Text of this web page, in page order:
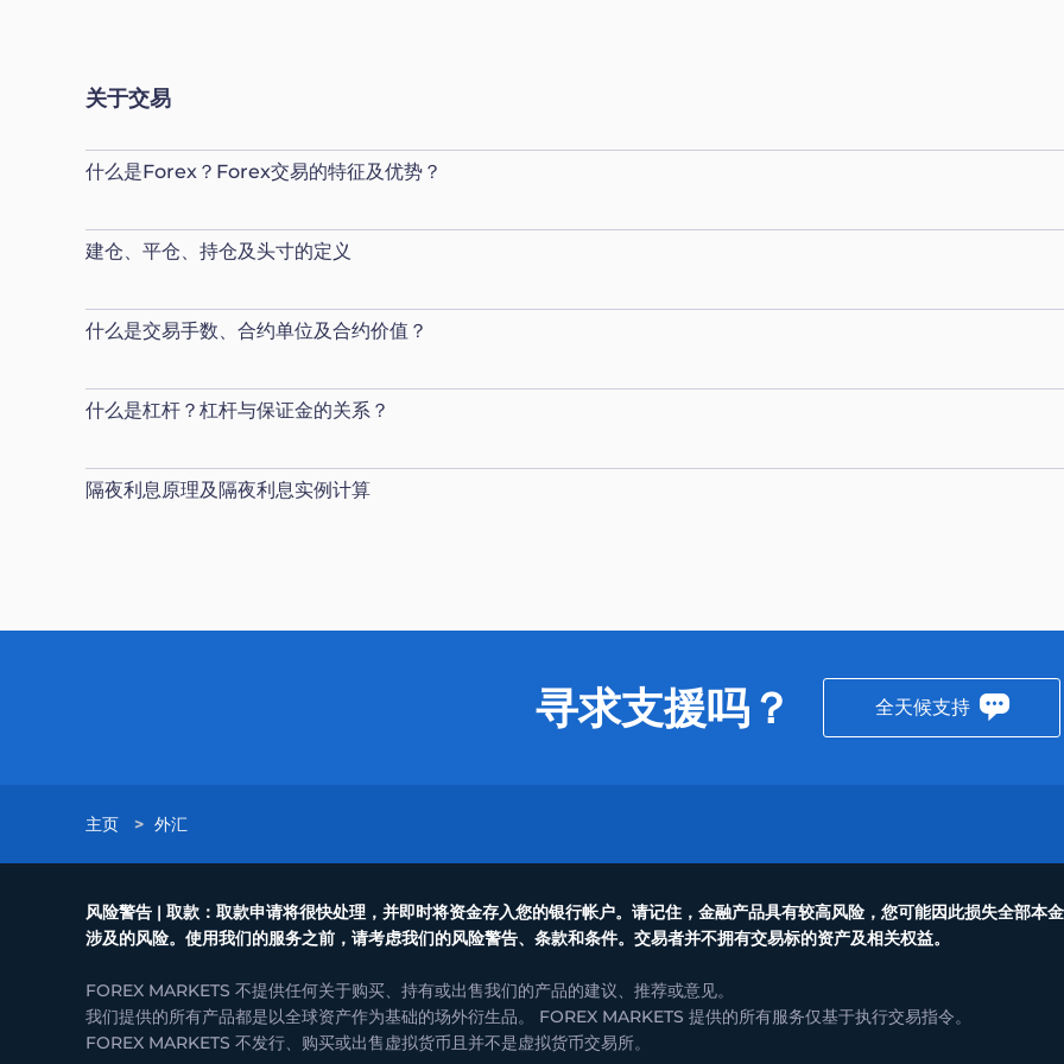
关于交易
什么是Forex？Forex交易的特征及优势？
建仓、平仓、持仓及头寸的定义
什么是交易手数、合约单位及合约价值？
什么是杠杆？杠杆与保证金的关系？
隔夜利息原理及隔夜利息实例计算
寻求支援吗？ 全天候支持
主页 > 外汇
风险警告 | 取款：取款申请将很快处理，并即时将资金存入您的银行帐户。请记住，金融产品具有较高风险，您可能因此损失全部本
涉及的风险。使用我们的服务之前，请考虑我们的风险警告、条款和条件。交易者并不拥有交易标的资产及相关权益。
FOREX MARKETS 不提供任何关于购买、持有或出售我们的产品的建议、推荐或意见。
我们提供的所有产品都是以全球资产作为基础的场外衍生品。 FOREX MARKETS 提供的所有服务仅基于执行交易指令。
FOREX MARKETS 不发行、购买或出售虚拟货币且并不是虚拟货币交易所。